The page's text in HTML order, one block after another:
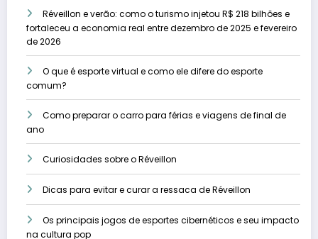
Réveillon e verão: como o turismo injetou R$ 218 bilhões e
fortaleceu a economia real entre dezembro de 2025 e fevereiro
de 2026
O que é esporte virtual e como ele difere do esporte
comum?
Como preparar o carro para férias e viagens de final de
ano
Curiosidades sobre o Réveillon
Dicas para evitar e curar a ressaca de Réveillon
Os principais jogos de esportes cibernéticos e seu impacto
na cultura pop